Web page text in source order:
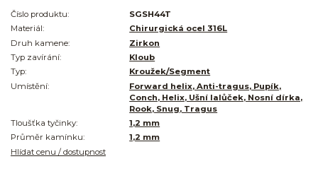
Číslo produktu:
SGSH44T
Materiál:
Chirurgická ocel 316L
Druh kamene:
Zirkon
Typ zavírání:
Kloub
Typ:
Kroužek/Segment
Umístění:
Forward helix, Anti-tragus, Pupík,
Conch, Helix, Ušní lalůček, Nosní dírka,
Rook, Snug, Tragus
Tloušťka tyčinky:
1,2 mm
Průměr kamínku:
1,2 mm
Hlídat cenu / dostupnost